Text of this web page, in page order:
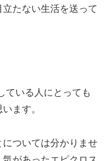
たない生活を送って
ている人にとっても
ます。
ついては分かりませ